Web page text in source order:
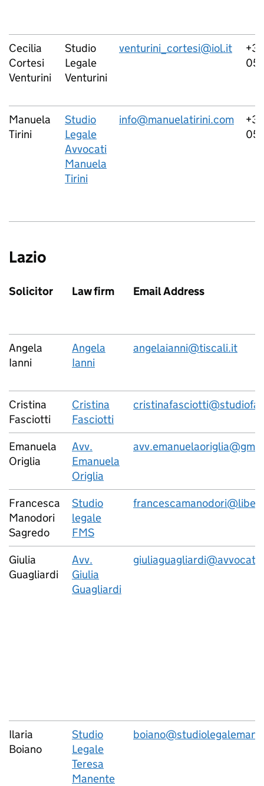
Cecilia
Cortesi
Venturini
Studio
Legale
Venturini
venturini_cortesi@iol.it
Manuela
Tirini
Studio
Legale
Avvocati
Manuela
Tirini
info@manuelatirini.com
Lazio
Solicitor Law firm Email Address
Angela
Ianni
Angela
Ianni
angelaianni@tiscali.it
Cristina
Fasciotti
Cristina
Fasciotti
Emanuela
Origlia
Avv.
Emanuela
Origlia
Francesca
Manodori
Sagredo
Studio
legale
FMS
Giulia
Guagliardi
Avv.
Giulia
Guagliardi
Ilaria
Boiano
Studio
Legale
Teresa
Manente